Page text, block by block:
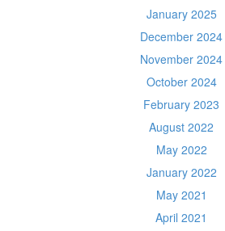
January 2025
December 2024
November 2024
October 2024
February 2023
August 2022
May 2022
January 2022
May 2021
April 2021